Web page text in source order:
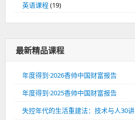
英语课程(19)
最新精品课程
年度得到·2026香帅中国财富报告
年度得到·2025香帅中国财富报告
失控年代的生活重建法：技术与人30讲